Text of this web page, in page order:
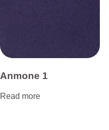
Anmone 1
Read more